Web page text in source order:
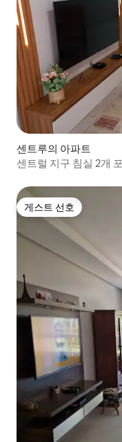
센트루의 아파트
센트럴 지구 침실 2개
게스트 선호
게스트 선호